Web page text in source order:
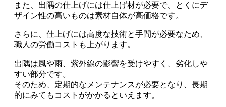
また、出隅の仕上げには仕上げ材が必要で、とくにデ
ザイン性の高いものは素材自体が高価格です。
さらに、仕上げには高度な技術と手間が必要なため、
職人の労働コストも上がります。
出隅は風や雨、紫外線の影響を受けやすく、劣化しや
すい部分です。
そのため、定期的なメンテナンスが必要となり、長期
的にみてもコストがかかるといえます。